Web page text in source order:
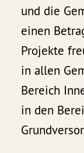
und die
einen
Projekte
in allen
Bereich
in den